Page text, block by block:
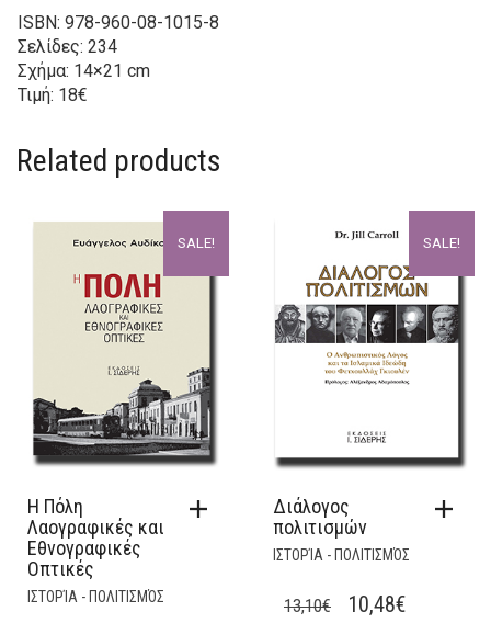
ISBN: 978-960-08-1015-8
Σελίδες: 234
Σχήμα: 14×21 cm
Τιμή: 18€
Related products
SALE!
Η Πόλη
Λαογραφικές και
Εθνογραφικές
Οπτικές
ΙΣΤΟΡΊΑ - ΠΟΛΙΤΙΣΜΌΣ
SALE!
Διάλογος
πολιτισμών
ΙΣΤΟΡΊΑ - ΠΟΛΙΤΙΣΜΌΣ
13,10€
ORIGINAL
10,48€CURRENT